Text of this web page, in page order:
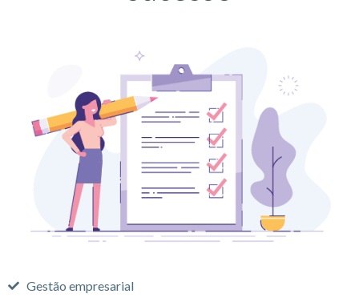
Gestão empresarial